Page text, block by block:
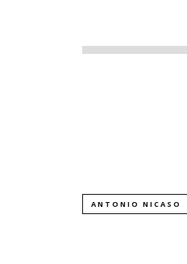
ANTONIO NICASO